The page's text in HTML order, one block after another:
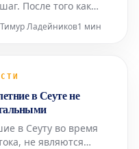
После того как
прибытие более 72
приняло от
Тимур Ладейников1 мин
в Сеуте не
в Сеуту во время
не являются